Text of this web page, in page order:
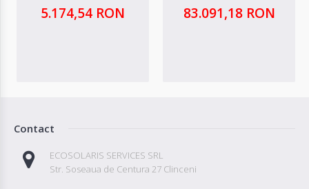
5.174,54 RON 83.091,18 RON
Contact
ECOSOLARIS SERVICES SRL
Str. Soseaua de Centura 27 Clinceni